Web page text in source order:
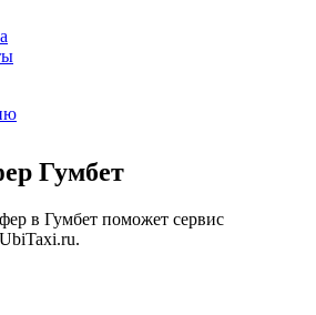
Гумбет
в Гумбет поможет сервис